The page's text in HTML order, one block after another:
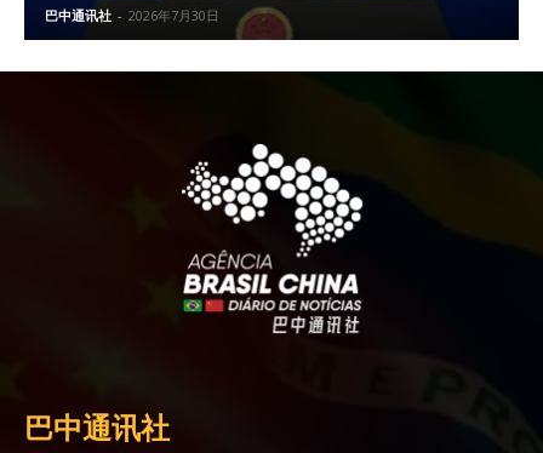
巴中通讯社 - 2026年7月30日
巴中通讯社